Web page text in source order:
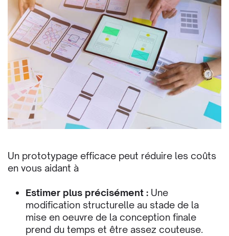
Un prototypage efficace peut réduire les coûts
en vous aidant à
Estimer plus précisément : Une
modification structurelle au stade de la
mise en œuvre de la conception finale
prend du temps et être assez couteuse.